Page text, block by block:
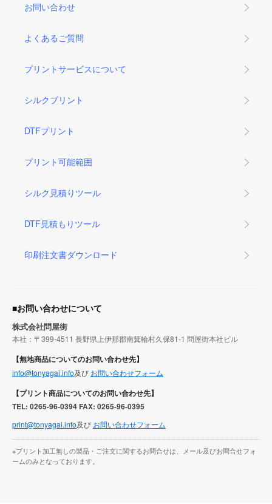
お問い合わせ
よくあるご質問
プリントサービスについて
シルクプリント
DTFプリント
プリント可能範囲
シルク見積りツール
DTF見積もりツール
印刷注文書ダウンロード
■お問い合わせについて
株式会社問屋街
本社：〒399-4511 長野県上伊那郡南箕輪村久保81-1 問屋街本社ビル
【無地商品についてのお問い合わせ先】
info@tonyagai.info及び お問い合わせフォーム
【プリント商品についてのお問い合わせ先】
TEL: 0265-96-0394 FAX: 0265-96-0395
print@tonyagai.info及び お問い合わせフォーム
※プリント加工無しの製品・ご注文に関するお問合せは、メール及びお問合せフォ
ームのみとなっております。